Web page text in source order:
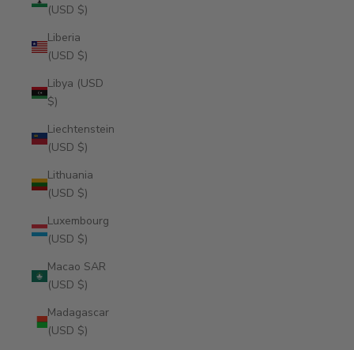
(USD $)
Liberia
(USD $)
Libya (USD
$)
Liechtenstein
(USD $)
Lithuania
(USD $)
Luxembourg
(USD $)
Macao SAR
(USD $)
Madagascar
(USD $)